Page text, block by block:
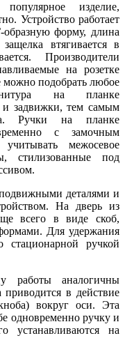
изделие,
Устройство работает
форму, длина
втягивается в
Производители
на розетке
можно подобрать любое
на планке
и задвижки, тем самым
Ручки на планке
с замочным
межосевое
стилизованные под
деталями и
На дверь из
всего в виде скоб,
Для удержания
стационарной ручкой
работы аналогичны
в действие
вокруг оси. Эта
одновременно ручку и
устанавливаются на